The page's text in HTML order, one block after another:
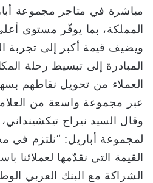
مباشرة في متاجر مجموعة
المملكة، بما يوفّر مستوى
ويضيف قيمة أكبر إلى تجربة
المبادرة إلى تبسيط رحلة
العملاء من تحويل نقاطهم
عبر مجموعة واسعة من
وقال السيد نيراج
لمجموعة أباريل: “نلتزم في
القيمة التي نقدّمها لعملائنا
الشراكة مع البنك العربي